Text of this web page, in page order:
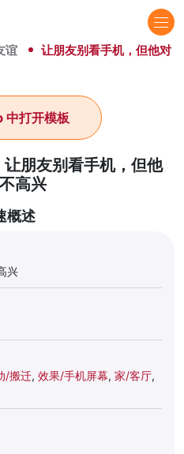
谊
让朋友别看手机，但他对
朋友别看手机，但他
高兴
中打开模板
概述
兴
/搬迁, 效果/手机屏幕, 家/客厅,